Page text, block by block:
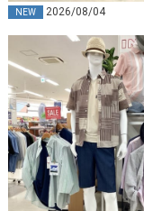
NEW 2026/08/04